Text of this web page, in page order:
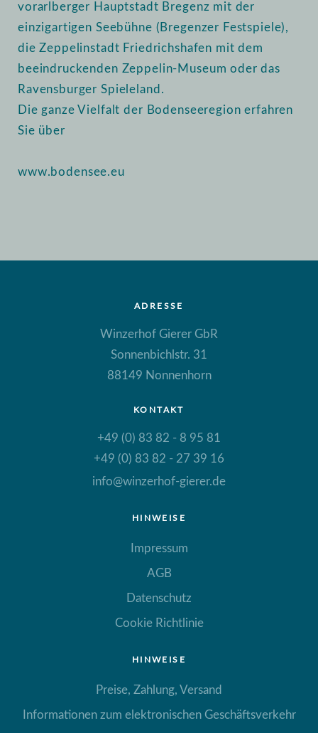
vorarlberger Hauptstadt Bregenz mit der
einzigartigen Seebühne (Bregenzer Festspiele),
die Zeppelinstadt Friedrichshafen mit dem
beeindruckenden Zeppelin-Museum oder das
Ravensburger Spieleland.
Die ganze Vielfalt der Bodenseeregion erfahren
Sie über
www.bodensee.eu
ADRESSE
Winzerhof Gierer GbR
Sonnenbichlstr. 31
88149 Nonnenhorn
KONTAKT
+49 (0) 83 82 - 8 95 81
+49 (0) 83 82 - 27 39 16
info@winzerhof-gierer.de
HINWEISE
Impressum
AGB
Datenschutz
Cookie Richtlinie
HINWEISE
Preise, Zahlung, Versand
Informationen zum elektronischen Geschäftsverkehr